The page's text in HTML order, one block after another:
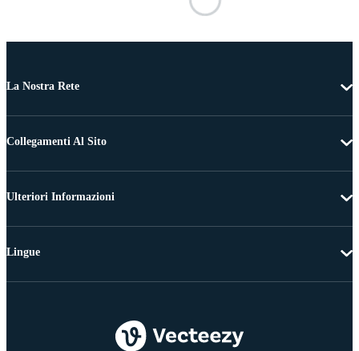
La Nostra Rete
Collegamenti Al Sito
Ulteriori Informazioni
Lingue